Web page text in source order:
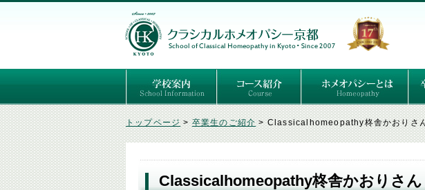
ごあいさつ
３つの基本理念
講師紹介
国際セミナー
ある日の学校生活（写真）
推薦者の声
よくあるご質問
予定表 はじめてのホメオパシー
セルフケアコース
専門コース（4年制）
専門コース（通信）
専門コース編入制度 ホメオパシーとは
クラシカルホメオパシーと
オルガノンとは
ハーネマンの人生
ハーネマン以後のホメオパ
レメディの使い方ABC
トップページ>卒業生のご紹介>Classicalhomeopathy柊舎かおりさ
Classicalhomeopathy柊舎かおりさん